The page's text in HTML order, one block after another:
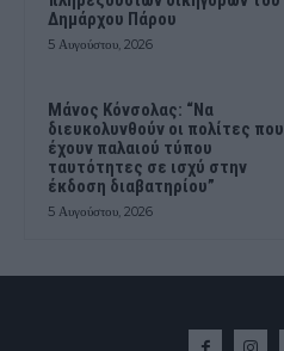
Δημάρχου Πάρου
5 Αυγούστου, 2026
Μάνος Κόνσολας: “Να
διευκολυνθούν οι πολίτες που
έχουν παλαιού τύπου
ταυτότητες σε ισχύ στην
έκδοση διαβατηρίου”
5 Αυγούστου, 2026